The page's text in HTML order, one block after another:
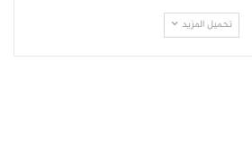
تحميل المزيد